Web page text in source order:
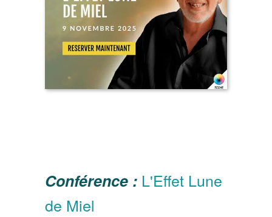
Conférence : L'Effet Lune
de Miel